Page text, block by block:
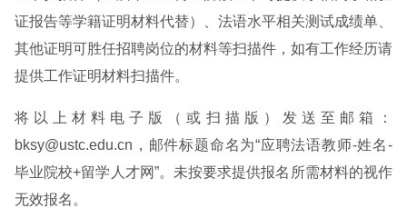
证报告等学籍证明材料代替）、法语水平相关测试成绩单、
其他证明可胜任招聘岗位的材料等扫描件，如有工作经历请
提供工作证明材料扫描件。
将以上材料电子版（或扫描版）发送至邮箱：
bksy@ustc.edu.cn，邮件标题命名为“应聘法语教师-姓名-
毕业院校+留学人才网”。未按要求提供报名所需材料的视作
无效报名。